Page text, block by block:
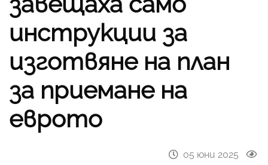
инструкции за
изготвяне на план
за приемане на
еврото
05 юни 2025